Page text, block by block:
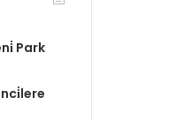
Park